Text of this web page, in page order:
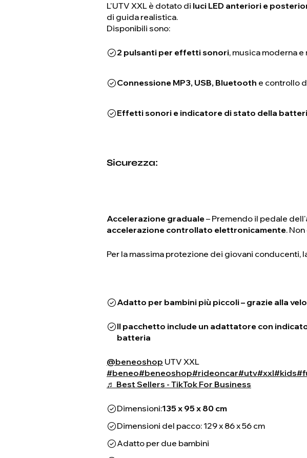
L'UTV XXL è dotato di luci LED anteriori e
di guida realistica.
Disponibili sono:
2 pulsanti per effetti sonori, musica moderna
Connessione MP3, USB, Bluetooth e controllo
Effetti sonori e indicatore di stato della
Sicurezza:
Accelerazione graduale– Premendo il pedale
accelerazione controllato elettronicamente.
Per la massima protezione dei giovani conducenti,
Adatto per bambini più piccoli – grazie alla
Il pacchetto include un adattatore con
batteria
@beneoshop UTV XXL
#beneo#beneoshop#rideoncar#utv#xxl#kids
♬ Best Sellers - TikTok For Business
Dimensioni:135 x 95 x 80 cm
Dimensioni del pacco: 129 x 86 x 56 cm
Adatto per due bambini